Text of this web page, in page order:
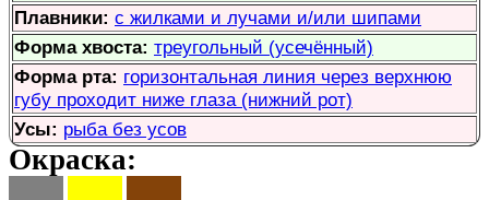
Плавники: с жилками и лучами и/или шипами
Форма хвоста: треугольный (усечённый)
Форма рта: горизонтальная линия через верхнюю
губу проходит ниже глаза (нижний рот)
Усы: рыба без усов
Окраска: